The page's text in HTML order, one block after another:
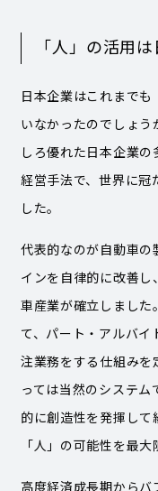
「人」の活用
日本企業はこれまで
いなかったのでしょ
しろ優れた日本企業
経営手法で、世界に冠
した。
代表的なのが自動車の
インを自律的に改善
車産業が確立しました
て、パート・アルバ
注業務をする仕組みを
っては当然のシステ
的に創造性を発揮して
「人」の可能性を最
高度経済成長期から